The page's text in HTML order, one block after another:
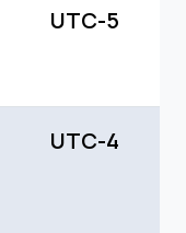
UTC-5
UTC-4